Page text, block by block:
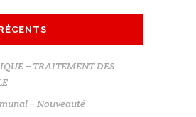
– TRAITEMENT DES
– Nouveauté